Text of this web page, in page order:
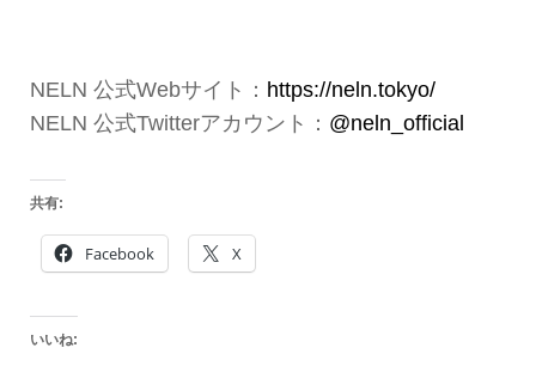
NELN 公式Webサイト： https://neln.tokyo/
NELN 公式Twitterアカウント： @neln_official
共有:
Facebook X
いいね: